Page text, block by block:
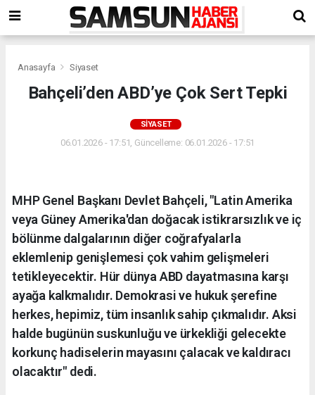
Anasayfa Siyaset
Bahçeli’den ABD’ye Çok Sert Tepki
SIYASET
06.01.2026 - 17:51, Güncelleme: 06.01.2026 - 17:51
MHP Genel Başkanı Devlet Bahçeli, "Latin Amerika
veya Güney Amerika'dan doğacak istikrarsızlık ve iç
bölünme dalgalarının diğer coğrafyalarla
eklemlenip genişlemesi çok vahim gelişmeleri
tetikleyecektir. Hür dünya ABD dayatmasına karşı
ayağa kalkmalıdır. Demokrasi ve hukuk şerefine
herkes, hepimiz, tüm insanlık sahip çıkmalıdır. Aksi
halde bugünün suskunluğu ve ürkekliği gelecekte
korkunç hadiselerin mayasını çalacak ve kaldıracı
olacaktır" dedi.